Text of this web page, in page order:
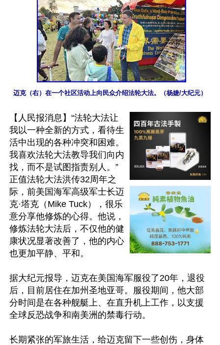
迈克（右）在一个社区活动上向民众介绍法轮大法。（杨婕/大纪元）
【人民报消息】“法轮大法让
我以一种全新的方式，看待生
活中出现的各种冲突和困难。
我喜欢法轮大法教导我们向内
找，而不是试图指责别人。”
正值法轮大法洪传32周年之
际，前美国海军高级军士长迈
克·塔克（Mike Tuck），很乐
意分享他修炼的心得。他说，
修炼法轮大法后，不仅他的健
康状况显著改善了，他的内心
也更加平静、平和。
据大纪元报导，迈克在美国海军服役了20年，退役
后，目前居住在加州圣地亚哥。服役期间，他大部
分时间是在各种舰艇上、在直升机上工作，以支援
全球反恐战争和南美洲的禁毒行动。
长期紧张的军旅生活，给迈克留下一些创伤，身体